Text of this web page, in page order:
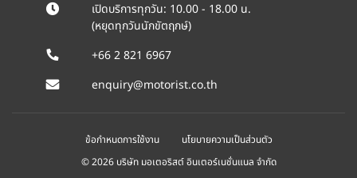
เปิดบริการทุกวัน: 10.00 - 18.00 น.
(หยุดทุกวันนักขัตฤกษ์)
+66 2 821 6967
enquiry@motorist.co.th
ข้อกำหนดการใช้งาน
นโยบายความเป็นส่วนตัว
© 2026 บริษัท มอเตอริสต์ อินเตอร์เนชั่นแนล จำกัด